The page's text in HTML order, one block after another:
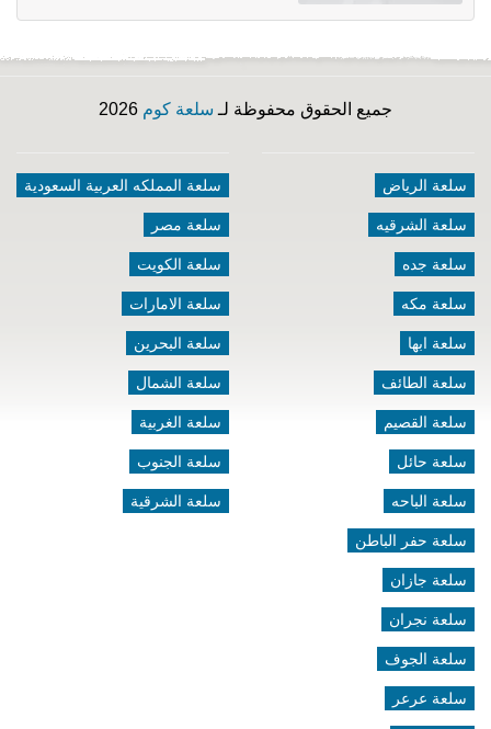
جميع الحقوق محفوظة لـ سلعة كوم
سلعة الرياض
سلعة الشرقيه
سلعة جده
سلعة مكه
سلعة ابها
سلعة الطائف
سلعة القصيم
سلعة حائل
سلعة الباحه
سلعة حفر الباطن
سلعة جازان
سلعة نجران
سلعة الجوف
سلعة عرعر
سلعة المملكه العربية السعودية
سلعة مصر
سلعة الكويت
سلعة الامارات
سلعة البحرين
سلعة الشمال
سلعة الغربية
سلعة الجنوب
سلعة الشرقية